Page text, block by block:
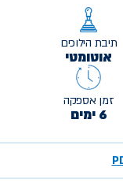
תיבת הילוכים
אוטומטי
זמן אספקה
6 ימים